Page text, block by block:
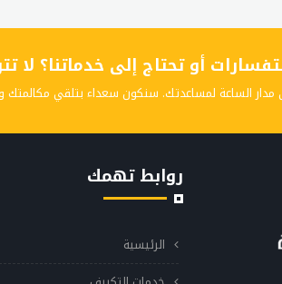
الأطباق لتنظيفها،
والخليط بالماء ورشه
التحقق من الأنابيب
الأنابيب
فقد يؤدي ذلك إلى
تحتوي بعض
تنظيفه بانتظام
ويمكن تنظيف
الفاتر والصابون.
من حزام الغسالة
فإذا كان هناك أي
أو تحتاج إلى خدماتنا؟ لا
مدار الساعة لمساعدتك. سنكون سعداء بتلقي مكالمتك
روابط تهمك
الرئيسية